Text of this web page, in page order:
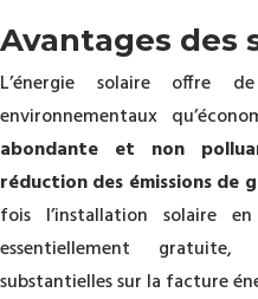
Avantages des
L’énergie solaire offre
environnementaux
abondante et non
réduction des émissions de
fois l’installation solaire
essentiellement
substantielles sur la facture